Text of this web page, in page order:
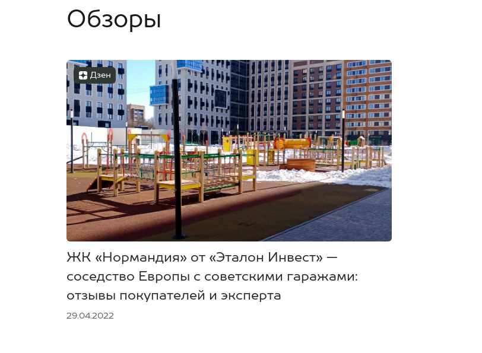
Обзоры
Дзен
ЖК «Нормандия» от «Эталон Инвест» —
соседство Европы с советскими гаражами:
отзывы покупателей и эксперта
29.04.2022